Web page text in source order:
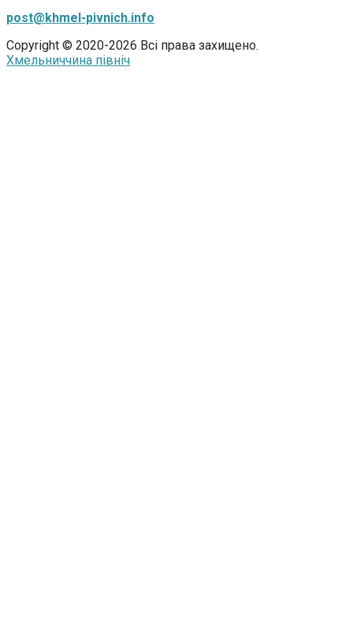
post@khmel-pivnich.info
Copyright © 2020-2026 Всі права захищено.
Хмельниччина північ